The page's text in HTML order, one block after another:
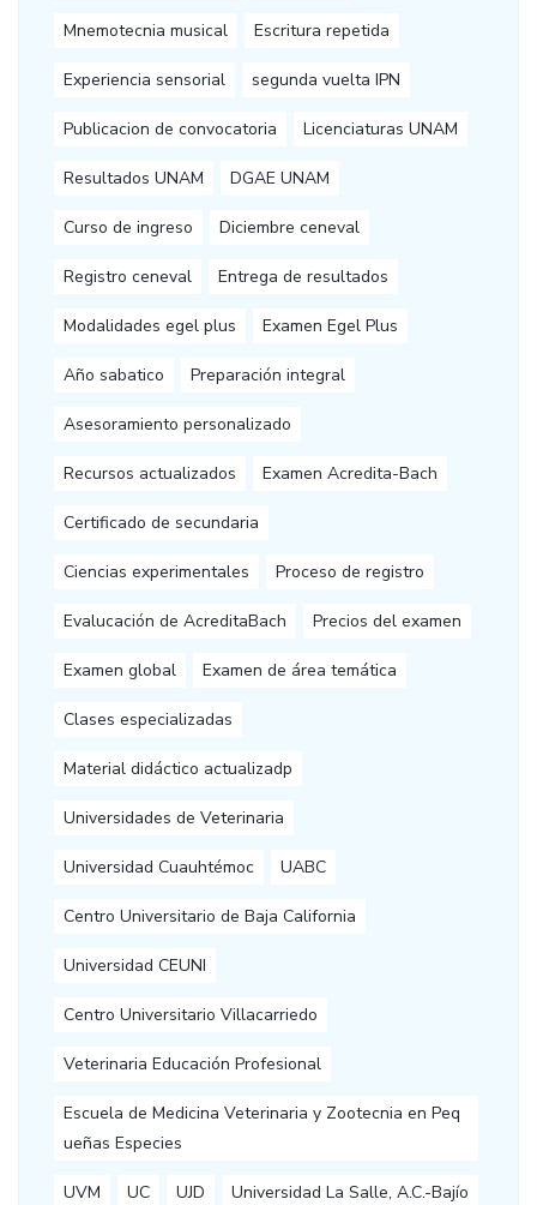
Mnemotecnia musical Escritura repetida
Experiencia sensorial segunda vuelta IPN
Publicacion de convocatoria Licenciaturas UNAM
Resultados UNAM DGAE UNAM
Curso de ingreso Diciembre ceneval
Registro ceneval Entrega de resultados
Modalidades egel plus Examen Egel Plus
Año sabatico Preparación integral
Asesoramiento personalizado
Recursos actualizados Examen Acredita-Bach
Certificado de secundaria
Ciencias experimentales Proceso de registro
Evalucación de AcreditaBach Precios del examen
Examen global Examen de área temática
Clases especializadas
Material didáctico actualizadp
Universidades de Veterinaria
Universidad Cuauhtémoc UABC
Centro Universitario de Baja California
Universidad CEUNI
Centro Universitario Villacarriedo
Veterinaria Educación Profesional
Escuela de Medicina Veterinaria y Zootecnia en Peq
ueñas Especies
UVM UC UJD Universidad La Salle, A.C.-Bajío